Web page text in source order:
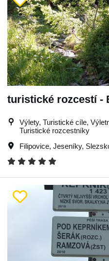
turistické rozcestí -
Výlety, Turistické cíle,
Turistické rozcestníky
Filipovice, Jeseníky,